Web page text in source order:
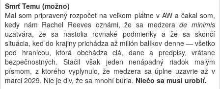
Smrť Temu (možno)
Mal som pripravený rozpočet na veľkom plátne v AW a čakal som,
kedy nám Rachel Reeves oznámi, že sa medzerade minimis
uzatvára, že sa nastolia rovnaké podmienky a že sa skončí
situácia, keď do krajiny prichádza až milión balíkov denne — všetko
pod hranicou, ktorá obchádza clá, dane a predpisy, vrátane
bezpečnostných. Stačil však jeden nenápadný riadok malým
písmom, z ktorého vyplynulo, že medzera sa úplne uzavrie až v
marci 2029. Nie je div, že sa mnohí búria. Niečo sa musí urobiť.